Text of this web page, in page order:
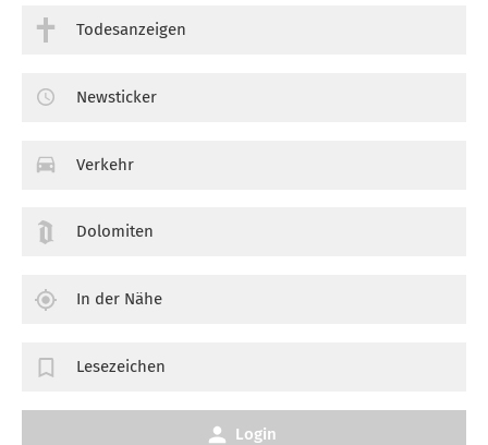
Todesanzeigen
Newsticker
Verkehr
Dolomiten
In der Nähe
Lesezeichen
Login